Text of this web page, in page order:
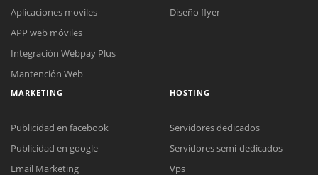
Reunión online
Aplicaciones moviles
APP web móviles
Integración Webpay Plus
Mantención Web
Diseño flyer
MARKETING
Publicidad en facebook
Publicidad en google
Email Marketing
HOSTING
Servidores dedicados
Servidores semi-dedicados
Vps